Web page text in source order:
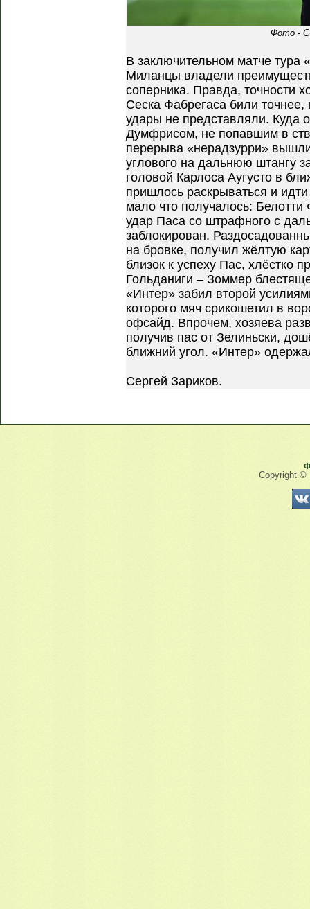
Фото -
В заключительном матче тура
Миланцы владели
соперника. Правда, точности
Сеска Фабрегаса били
удары не представляли. Куда
Думфрисом, не попавшим в
перерыва «нерадзурри»
углового на дальнюю штангу
головой Карлоса Аугусто в
пришлось раскрываться и
мало что получалось:
удар Паса со штрафного с
заблокирован.
на бровке, получил жёлтую
близок к успеху Пас, хлёстко
Гольданиги – Зоммер
«Интер» забил второй
которого мяч срикошетил в
офсайд. Впрочем, хозяева
получив пас от Зелиньски,
ближний угол. «Интер»
Сергей Зариков.
Copyright ©